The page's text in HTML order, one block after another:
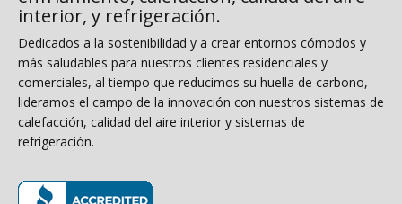
interior, y refrigeración.
Dedicados a la sostenibilidad y a crear entornos cómodos y
más saludables para nuestros clientes residenciales y
comerciales, al tiempo que reducimos su huella de carbono,
lideramos el campo de la innovación con nuestros sistemas de
calefacción, calidad del aire interior y sistemas de
refrigeración.